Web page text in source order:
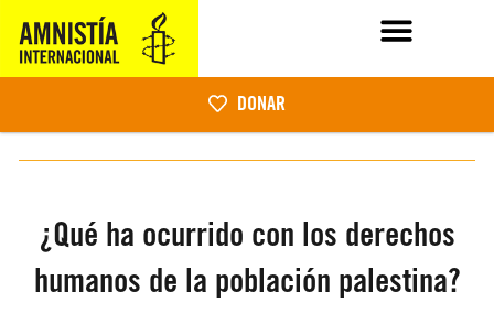
DONAR
¿Qué ha ocurrido con los derechos
humanos de la población palestina?